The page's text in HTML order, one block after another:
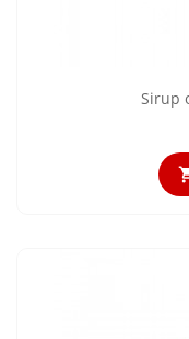
Sirup